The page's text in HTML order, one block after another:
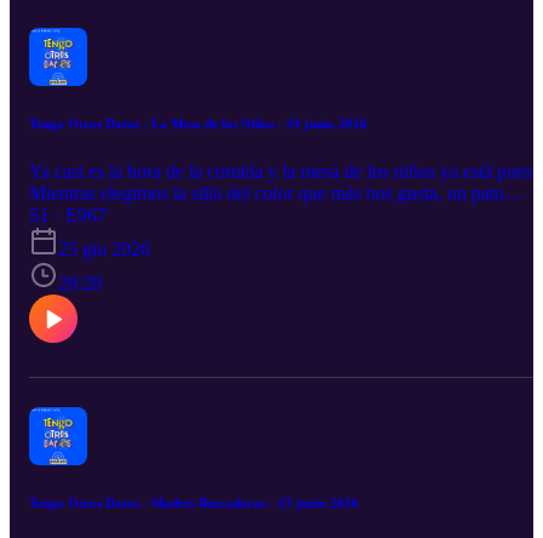
Tengo Otros Datos - La Mesa de los Niños - 24 junio 2026
Ya casi es la hora de la comida y la mesa de los niños ya está
Mientras elegimos la silla del color que más nos gusta, un pato
mundialista en Palacio Nacional normaliza el maltrato animal; las
autoridades siguen creyendo que el problema es el alcohol y al
menos ya hay fiebre mundialista… En la mesa de patitas de colores
nos acompaña: Mariana Anzorena, académica, periodista y
de Peloti y el mundial Sophía Henríquez, periodista en Grupo
Fórmula Paulina Chavita, periodista, comentarista de futbol femenil
y coautora de Otro Futbol es Posible
S1 · E967
25 giu 2026
28:28
Tengo Otros Datos - Madres Buscadoras - 23 junio 2026